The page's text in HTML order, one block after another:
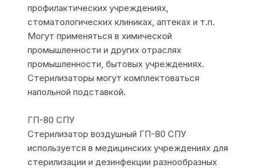
профилактических учреждениях,
стоматологических клиниках, аптеках и т.п.
Могут применяться в химической
промышленности и других отраслях
промышленности, бытовых учреждениях.
Стерилизаторы могут комплектоваться
напольной подставкой.
ГП-80 СПУ
Стерилизатор воздушный ГП-80 СПУ
используется в медицинских учреждениях для
стерилизации и дезинфекции разнообразных